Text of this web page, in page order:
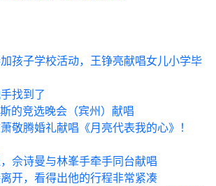
孩子学校活动，王铮亮献唱女儿小学毕
找到了
的竞选晚会（宾州）献唱
敬腾婚礼献唱《月亮代表我的心》！
佘诗曼与林峯手牵手同台献唱
开，看得出他的行程非常紧凑